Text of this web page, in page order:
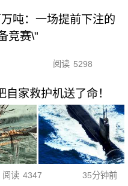
吨：一场提前下注的
竞赛\"
阅读 5298
家救护机送了命！
阅读 4347 35分钟前